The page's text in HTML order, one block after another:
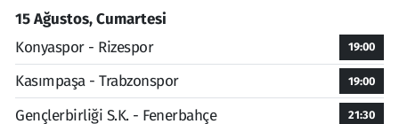
15 Ağustos, Cumartesi
Konyaspor - Rizespor
19:00
Kasımpaşa - Trabzonspor 19:00
Gençlerbirliği S.K. - Fenerbahçe 21:30